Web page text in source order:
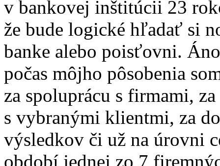
v bankovej inštitúcii 23
že bude logické hľadať si
banke alebo poisťovni.
počas môjho pôsobenia
za spoluprácu s firmami,
s vybranými klientmi, za
výsledkov či už na úrovni
období jednej zo 7